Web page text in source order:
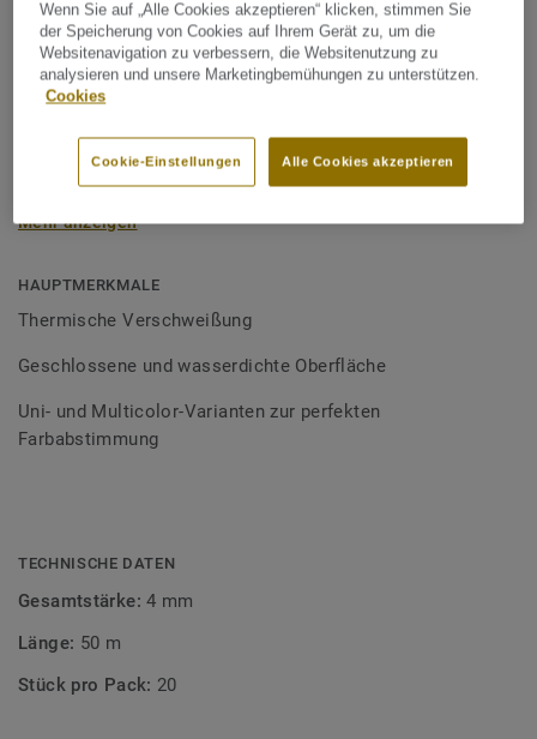
Schweißschnur für PVC-Böden
- Unicoloured RED 0376
zweier PVC-Bahnen verwendet und sorgen für eine
wasserdichte und geschlossene Oberfläche, Grundlage für
Schweißschnüre sind erhältlich in den Varianten Uni und
Bodenbelagssortiment abgestimmt. Durch die Verwendung
von Kontrastfarben lassen sich auch besondere
Mehr anzeigen
HAUPTMERKMALE
Thermische Verschweißung
Geschlossene und wasserdichte Oberfläche
Uni- und Multicolor-Varianten zur perfekten
Farbabstimmung
TECHNISCHE DATEN
Gesamtstärke:4 mm
Länge: 50 m
Stück pro Pack: 20
Wenn Sie auf „Alle Cookies akzeptieren“ klicken, stimmen Sie
der Speicherung von Cookies auf Ihrem Gerät zu, um die
Websitenavigation zu verbessern, die Websitenutzung zu
analysieren und unsere Marketingbemühungen zu unterstützen.
Cookies
Alle Cookies akzeptieren
Cookie-Einstellungen